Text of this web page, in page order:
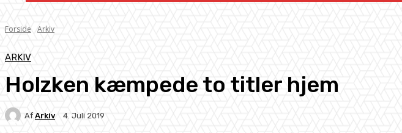
Forside Arkiv
ARKIV
Holzken kæmpede to titler hjem
Af Arkiv 4. Juli 2019